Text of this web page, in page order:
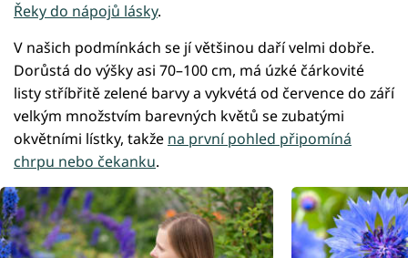
Řeky do nápojů lásky.
V našich podmínkách se jí většinou daří velmi dobře.
Dorůstá do výšky asi 70–100 cm, má úzké čárkovité
listy stříbřitě zelené barvy a vykvétá od července do září
velkým množstvím barevných květů se zubatými
okvětními lístky, takže na první pohled připomíná
chrpu nebo čekanku.